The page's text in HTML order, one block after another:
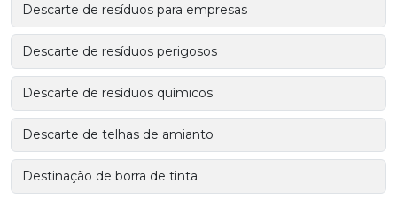
Descarte de resíduos para empresas
Descarte de resíduos perigosos
Descarte de resíduos químicos
Descarte de telhas de amianto
Destinação de borra de tinta